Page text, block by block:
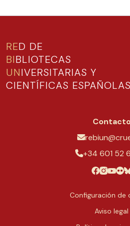
RED DE
BIBLIOTECAS
UNIVERSITARIAS Y
CIENTÍFICAS ESPAÑOLAS
+34 601 52
Configuración de
Aviso legal